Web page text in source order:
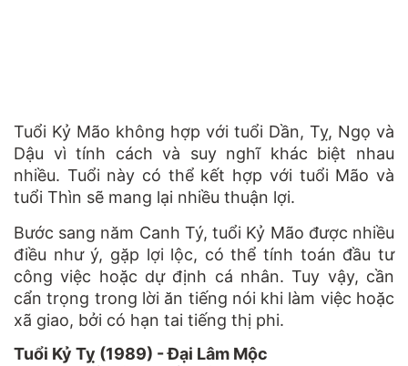
Tuổi Kỷ Mão không hợp với tuổi Dần, Tỵ, Ngọ và
Dậu vì tính cách và suy nghĩ khác biệt nhau
nhiều. Tuổi này có thể kết hợp với tuổi Mão và
tuổi Thìn sẽ mang lại nhiều thuận lợi.
Bước sang năm Canh Tý, tuổi Kỷ Mão được nhiều
điều như ý, gặp lợi lộc, có thể tính toán đầu tư
công việc hoặc dự định cá nhân. Tuy vậy, cần
cẩn trọng trong lời ăn tiếng nói khi làm việc hoặc
xã giao, bởi có hạn tai tiếng thị phi.
Tuổi Kỷ Tỵ (1989) - Đại Lâm Mộc